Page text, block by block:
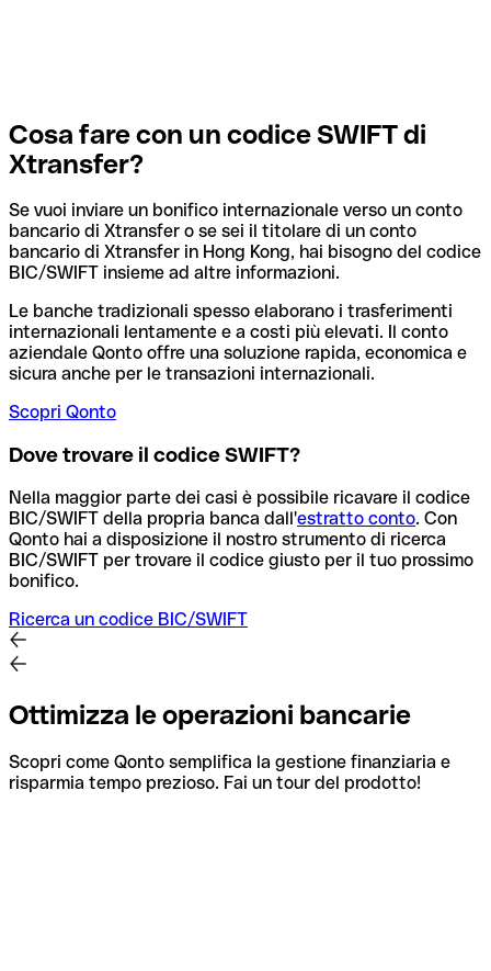
Cosa fare con un codice SWIFT di
Xtransfer?
Se vuoi inviare un bonifico internazionale verso un conto
bancario di Xtransfer o se sei il titolare di un conto
bancario di Xtransfer in Hong Kong, hai bisogno del codice
BIC/SWIFT insieme ad altre informazioni.
Le banche tradizionali spesso elaborano i trasferimenti
internazionali lentamente e a costi più elevati. Il conto
aziendale Qonto offre una soluzione rapida, economica e
sicura anche per le transazioni internazionali.
Scopri Qonto
Dove trovare il codice SWIFT?
Nella maggior parte dei casi è possibile ricavare il codice
BIC/SWIFT della propria banca dall'estratto conto. Con
Qonto hai a disposizione il nostro strumento di ricerca
BIC/SWIFT per trovare il codice giusto per il tuo prossimo
bonifico.
Ricerca un codice BIC/SWIFT
Ottimizza le operazioni bancarie
Scopri come Qonto semplifica la gestione finanziaria e
risparmia tempo prezioso. Fai un tour del prodotto!